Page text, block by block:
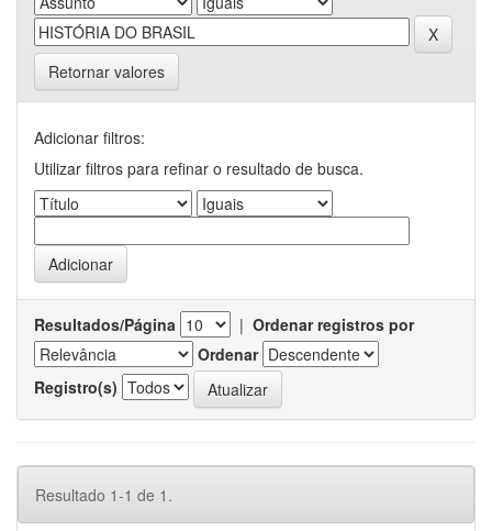
Retornar valores
Adicionar filtros:
Utilizar filtros para refinar o resultado de busca.
Resultados/Página | Ordenar registros por
Ordenar
Registro(s)
Resultado 1-1 de 1.